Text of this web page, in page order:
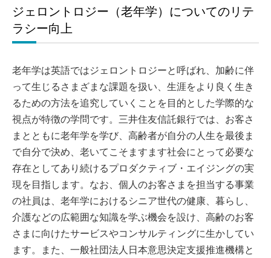
ジェロントロジー（老年学）についてのリテ
ラシー向上
老年学は英語ではジェロントロジーと呼ばれ、加齢に伴
って生じるさまざまな課題を扱い、生涯をより良く生き
るための方法を追究していくことを目的とした学際的な
視点が特徴の学問です。三井住友信託銀行では、お客さ
まとともに老年学を学び、高齢者が自分の人生を最後ま
で自分で決め、老いてこそますます社会にとって必要な
存在としてあり続けるプロダクティブ・エイジングの実
現を目指します。なお、個人のお客さまを担当する事業
の社員は、老年学におけるシニア世代の健康、暮らし、
介護などの広範囲な知識を学ぶ機会を設け、高齢のお客
さまに向けたサービスやコンサルティングに生かしてい
ます。また、一般社団法人日本意思決定支援推進機構と